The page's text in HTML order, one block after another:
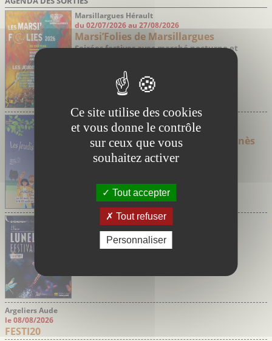
Marsillargues Hérault
du 02/07/2026 au 27/08/2026
Marsi’Folies de Marsillargues
Soirées festives avec marché nocturne et
Saint-Aunès Hérault
du 30/04/2026 au 24/09/2026
Les jeudis Guinguette de Saint-Aunès
Lunel Hérault
du 06/08/2026 au 08/08/2026
Festival de Jazz de Lunel
Argeliers Aude
le 08/08/2026
FESTI20
Ce site utilise des cookies
et vous donne le contrôle
sur ceux que vous
souhaitez activer
Tout accepter
Tout refuser
Personnaliser